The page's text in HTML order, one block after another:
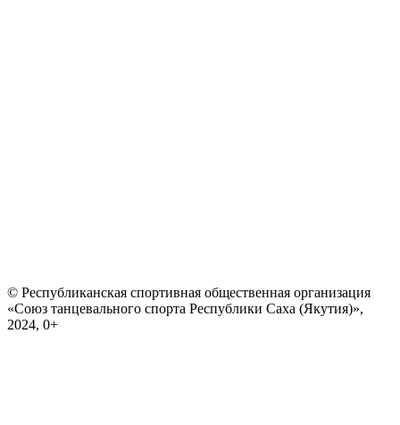
© Республиканская спортивная общественная организация
«Союз танцевального спорта Республики Саха (Якутия)»,
2024, 0+